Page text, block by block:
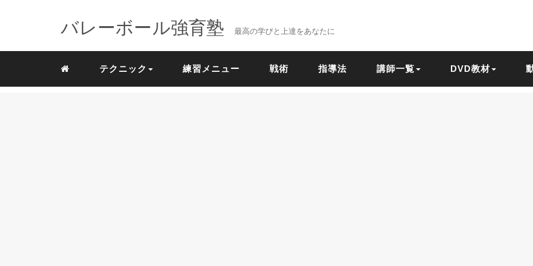
バレーボール強育塾 最高の学びと上達をあなたに
テクニック 練習メニュー 戦術 指導法 講師一覧 DVD教材